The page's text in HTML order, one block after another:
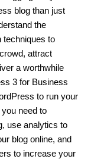
blog than just
the
techniques to
attract
a worthwhile
3 for Business
to run your
need to
use analytics to
blog online, and
to increase your